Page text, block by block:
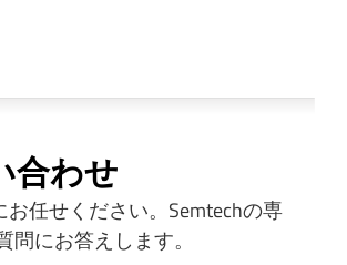
合わせ
お任せください。Semtechの専
問にお答えします。